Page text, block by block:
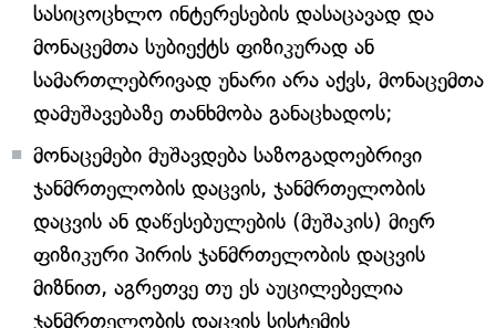
სასიცოცხლო ინტერესების დასაცავად და
მონაცემთა სუბიექტს ფიზიკურად ან
სამართლებრივად უნარი არა აქვს, მონაცემთა
დამუშავებაზე თანხმობა განაცხადოს;
მონაცემები მუშავდება საზოგადოებრივი
ჯანმრთელობის დაცვის, ჯანმრთელობის
დაცვის ან დაწესებულების (მუშაკის) მიერ
ფიზიკური პირის ჯანმრთელობის დაცვის
მიზნით, აგრეთვე თუ ეს აუცილებელია
ჯანმრთელობის დაცვის სისტემის